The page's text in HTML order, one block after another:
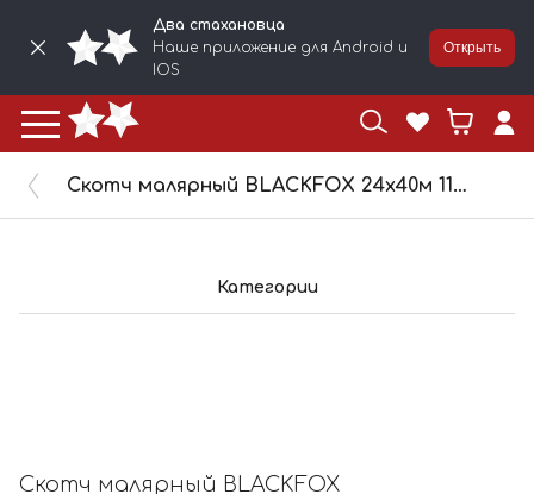
Два стахановца
Наше приложение для Android и
IOS
Открыть
Скотч малярный BLACKFOX 24х40м 110ᴼС ярко-желтый 12925
Категории
Скотч малярный BLACKFOX